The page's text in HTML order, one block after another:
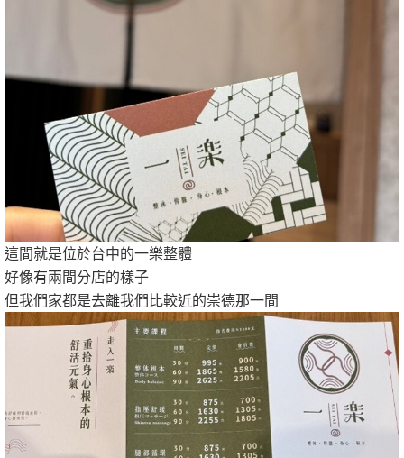
這間就是位於台中的一樂整體
好像有兩間分店的樣子
但我們家都是去離我們比較近的崇德那一間